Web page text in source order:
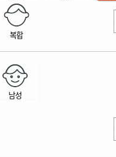
복합
남성